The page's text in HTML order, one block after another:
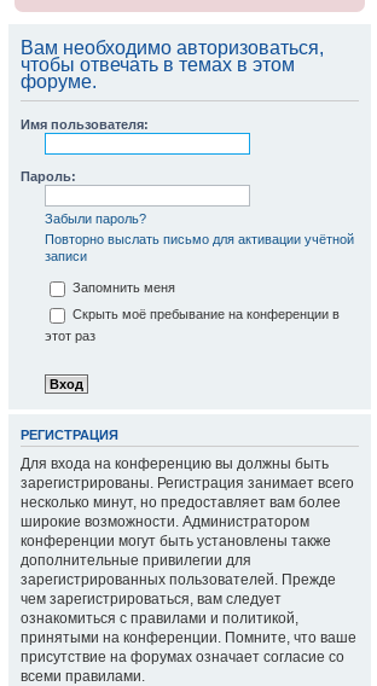
Вам необходимо авторизоваться,
чтобы отвечать в темах в этом
форуме.
Имя пользователя:
Пароль:
Забыли пароль?
Повторно выслать письмо для активации учётной
записи
Запомнить меня
Скрыть моё пребывание на конференции в
этот раз
РЕГИСТРАЦИЯ
Для входа на конференцию вы должны быть
зарегистрированы. Регистрация занимает всего
несколько минут, но предоставляет вам более
широкие возможности. Администратором
конференции могут быть установлены также
дополнительные привилегии для
зарегистрированных пользователей. Прежде
чем зарегистрироваться, вам следует
ознакомиться с правилами и политикой,
принятыми на конференции. Помните, что ваше
присутствие на форумах означает согласие со
всеми правилами.